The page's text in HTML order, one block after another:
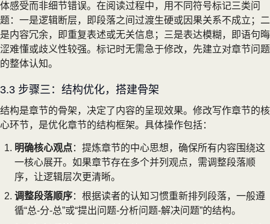
体感受而非细节错误。在阅读过程中，用不同符号标记三类问
题：一是逻辑断层，即段落之间过渡生硬或因果关系不成立；二
是内容冗余，即重复表述或无关信息；三是表达模糊，即语句晦
涩难懂或歧义性较强。标记时无需急于修改，先建立对章节问题
的整体认知。
3.3 步骤三：结构优化，搭建骨架
结构是章节的骨架，决定了内容的呈现效果。修改写作章节的核
心环节，是优化章节的结构框架。具体操作包括：
明确核心观点：提炼章节的中心思想，确保所有内容围绕这
一核心展开。如果章节存在多个并列观点，需调整段落顺
序，让逻辑层次更清晰。
调整段落顺序：根据读者的认知习惯重新排列段落，一般遵
循“总-分-总”或“提出问题-分析问题-解决问题”的结构。